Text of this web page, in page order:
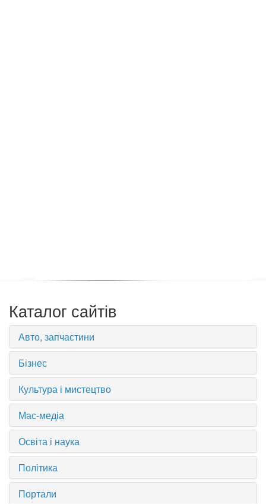
Каталог сайтів
Авто, запчастини
Бізнес
Культура і мистецтво
Мас-медіа
Освіта і наука
Політика
Портали